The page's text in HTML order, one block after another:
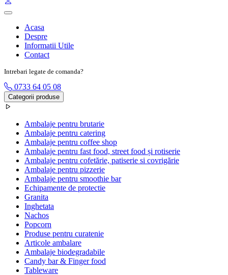
Acasa
Despre
Informatii Utile
Contact
Intrebari legate de comanda?
0733 64 05 08
Categorii produse
Ambalaje pentru brutarie
Ambalaje pentru catering
Ambalaje pentru coffee shop
Ambalaje pentru fast food, street food și rotiserie
Ambalaje pentru cofetărie, patiserie si covrigărie
Ambalaje pentru pizzerie
Ambalaje pentru smoothie bar
Echipamente de protectie
Granita
Inghetata
Nachos
Popcorn
Produse pentru curatenie
Articole ambalare
Ambalaje biodegradabile
Candy bar & Finger food
Tableware